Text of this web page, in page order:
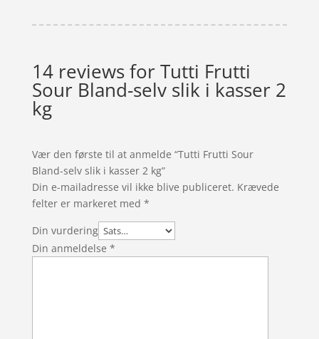
14 reviews forTutti Frutti
Sour Bland-selv slik i kasser 2
kg
Vær den første til at anmelde “Tutti Frutti Sour
Bland-selv slik i kasser 2 kg”
Din e-mailadresse vil ikke blive publiceret. Krævede
felter er markeret med *
Din vurdering
Din anmeldelse *